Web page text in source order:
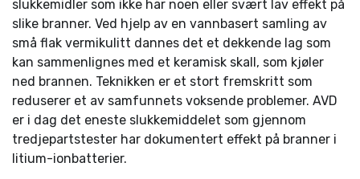
slukkemidler som ikke har noen eller svært lav effekt på
slike branner. Ved hjelp av en vannbasert samling av
små flak vermikulitt dannes det et dekkende lag som
kan sammenlignes med et keramisk skall, som kjøler
ned brannen. Teknikken er et stort fremskritt som
reduserer et av samfunnets voksende problemer. AVD
er i dag det eneste slukkemiddelet som gjennom
tredjepartstester har dokumentert effekt på branner i
litium-ionbatterier.